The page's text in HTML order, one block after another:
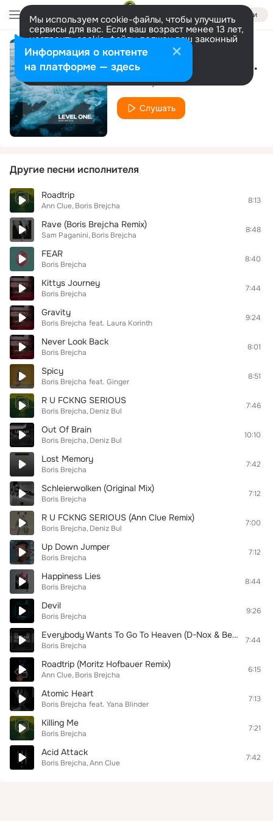
Войти
Мы используем cookie-файлы, чтобы улучшить
сервисы для вас. Если ваш возраст менее 13 лет,
настроить cookie-файлы должен ваш законный
представитель. Больше информации
Разрешить все Настроить Vienna (Edit) feat. Malena Narvay
Boris Brejcha
Слушать
Другие песни исполнителя
Roadtrip
Ann Clue Boris Brejcha
8:13
Rave (Boris Brejcha Remix)
Sam Paganini Boris Brejcha
8:48
FEAR
Boris Brejcha
8:40
Kittys Journey
Boris Brejcha
7:44
Gravity
Boris Brejcha feat. Laura Korinth
9:24
Never Look Back
Boris Brejcha
8:01
Spicy
Boris Brejcha feat. Ginger
8:51
R U FCKNG SERIOUS
Boris Brejcha Deniz Bul
7:46
Out Of Brain
Boris Brejcha Deniz Bul
10:10
Lost Memory
Boris Brejcha
7:42
Schleierwolken (Original Mix)
Boris Brejcha
7:12
R U FCKNG SERIOUS (Ann Clue Remix)
Boris Brejcha Deniz Bul
7:00
Up Down Jumper
Boris Brejcha
7:12
Happiness Lies
Boris Brejcha
8:44
Devil
Boris Brejcha
9:26
Everybody Wants To Go To Heaven (D-Nox & Beckers Remix)
Boris Brejcha
7:44
Roadtrip (Moritz Hofbauer Remix)
Ann Clue Boris Brejcha
6:15
Atomic Heart
Boris Brejcha feat. Yana Blinder
7:13
Killing Me
Boris Brejcha
7:21
Acid Attack
Boris Brejcha Ann Clue
7:42
Информация о контенте
на платформе — здесь